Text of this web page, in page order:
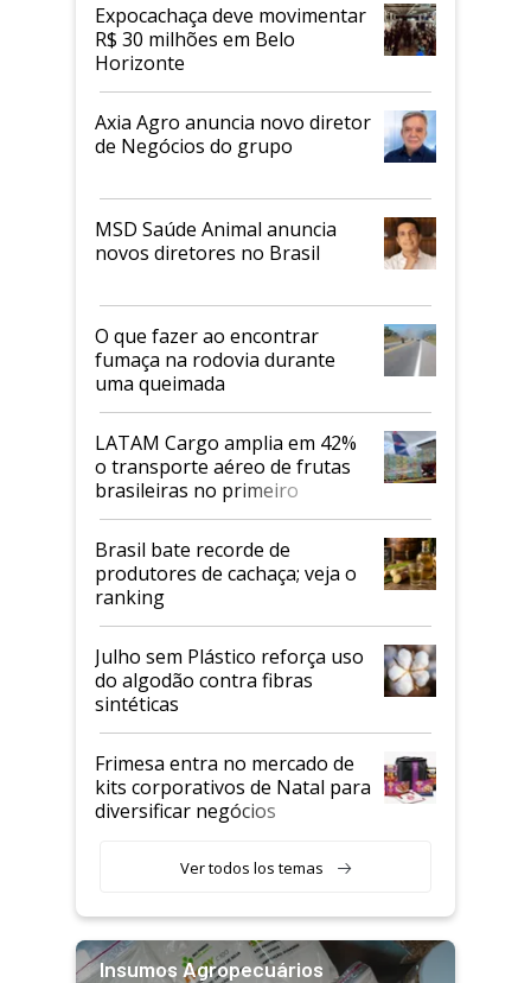
Expocachaça deve movimentar
R$ 30 milhões em Belo
Horizonte
Axia Agro anuncia novo diretor
de Negócios do grupo
MSD Saúde Animal anuncia
novos diretores no Brasil
O que fazer ao encontrar
fumaça na rodovia durante
uma queimada
LATAM Cargo amplia em 42%
o transporte aéreo de frutas
brasileiras no primeiro
semestre
Brasil bate recorde de
produtores de cachaça; veja o
ranking
Julho sem Plástico reforça uso
do algodão contra fibras
sintéticas
Frimesa entra no mercado de
kits corporativos de Natal para
diversificar negócios
Ver todos los temas
Insumos Agropecuários